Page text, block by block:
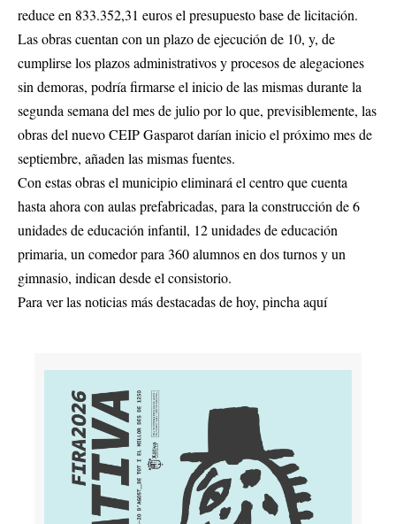
reduce en 833.352,31 euros el presupuesto base de licitación.
Las obras cuentan con un plazo de ejecución de 10, y, de
cumplirse los plazos administrativos y procesos de alegaciones
sin demoras, podría firmarse el inicio de las mismas durante la
segunda semana del mes de julio por lo que, previsiblemente, las
obras del nuevo CEIP Gasparot darían inicio el próximo mes de
septiembre, añaden las mismas fuentes.
Con estas obras el municipio eliminará el centro que cuenta
hasta ahora con aulas prefabricadas, para la construcción de 6
unidades de educación infantil, 12 unidades de educación
primaria, un comedor para 360 alumnos en dos turnos y un
gimnasio, indican desde el consistorio.
Para ver las noticias más destacadas de hoy, pincha aquí